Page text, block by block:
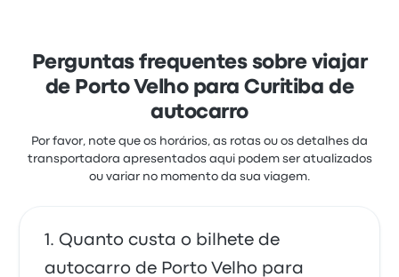
Perguntas frequentes sobre viajar
de Porto Velho para Curitiba de
autocarro
Por favor, note que os horários, as rotas ou os detalhes da
transportadora apresentados aqui podem ser atualizados
ou variar no momento da sua viagem.
Quanto custa o bilhete de
autocarro de Porto Velho para